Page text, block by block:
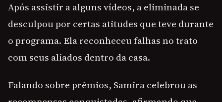
Após assistir a alguns vídeos, a eliminada se
desculpou por certas atitudes que teve durante
o programa. Ela reconheceu falhas no trato
com seus aliados dentro da casa.
Falando sobre prêmios, Samira celebrou as